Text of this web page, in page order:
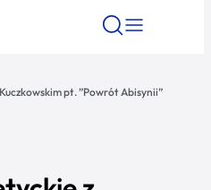
artykuł Znajdź
pt. ”Powrót Abisynii”